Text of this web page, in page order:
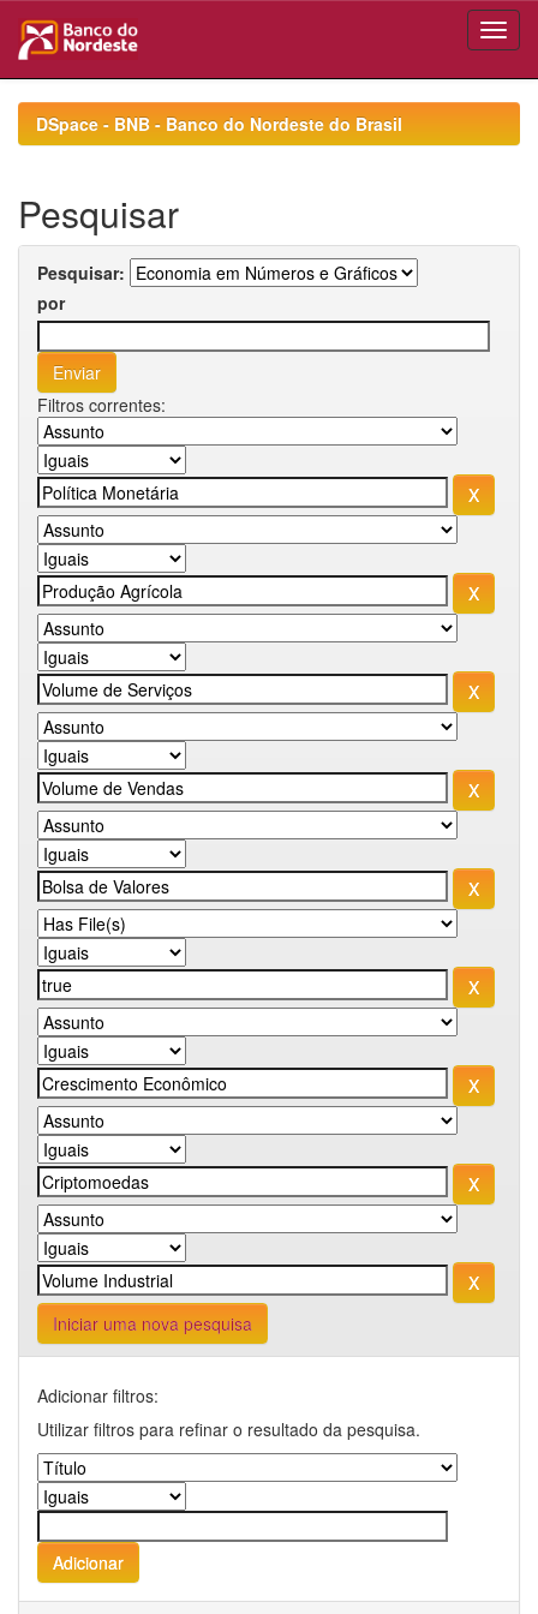
navigationDSpace - BNB - Banco do Nordeste do Brasil
Pesquisar
Pesquisar:
por
Filtros correntes:
Iniciar uma nova pesquisa
Adicionar filtros:
Utilizar filtros para refinar o resultado da pesquisa.